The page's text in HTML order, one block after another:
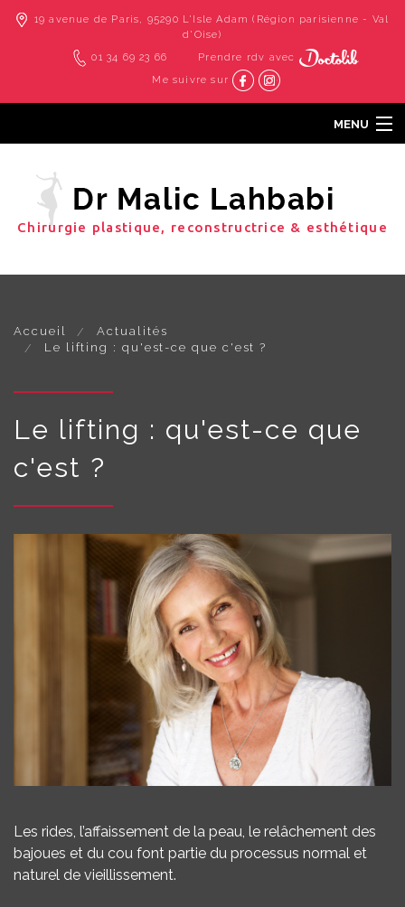
19 avenue de Paris, 95290 L'Isle Adam (Région parisienne - Val
d'Oise)
01 34 69 23 66
Prendre rdv avec
Me suivre sur
MENU
Dr Malic Lahbabi
Cabinet & cliniques
Les techniques douces
Contact
Chirurgie plastique, reconstructrice & esthétique
Accueil
Actualités
Le lifting : qu'est-ce que c'est ?
Le lifting : qu'est-ce que
c'est ?
Les rides, l’affaissement de la peau, le relâchement des
bajoues et du cou font partie du processus normal et
naturel de vieillissement.